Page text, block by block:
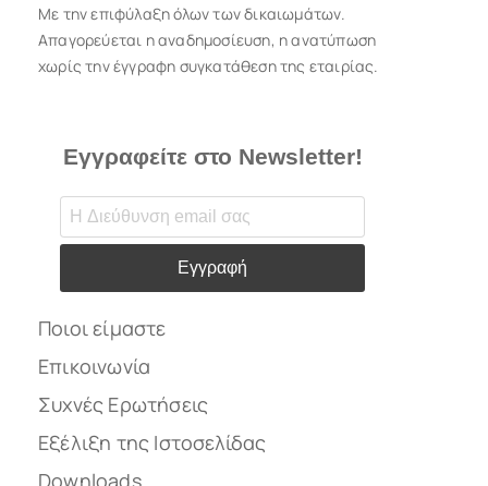
Με την επιφύλαξη όλων των δικαιωμάτων.
Απαγορεύεται η αναδημοσίευση, η ανατύπωση
χωρίς την έγγραφη συγκατάθεση της εταιρίας.
Εγγραφείτε στο Newsletter!
Εγγραφή
Ποιοι είμαστε
Επικοινωνία
Συχνές Ερωτήσεις
Εξέλιξη της Ιστοσελίδας